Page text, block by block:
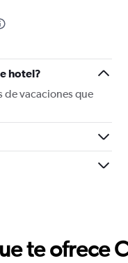
hotel?
de vacaciones que
te ofrece